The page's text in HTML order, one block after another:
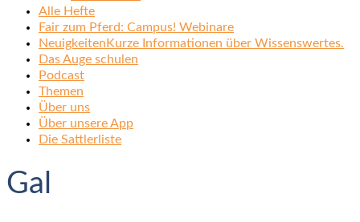
Alle Hefte
Fair zum Pferd: Campus! Webinare
Neuigkeiten Kurze Informationen über Wissenswertes.
Das Auge schulen
Podcast
Themen
Über uns
Über unsere App
Die Sattlerliste
Gal